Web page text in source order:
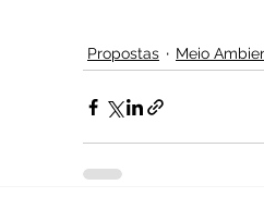
Propostas Meio